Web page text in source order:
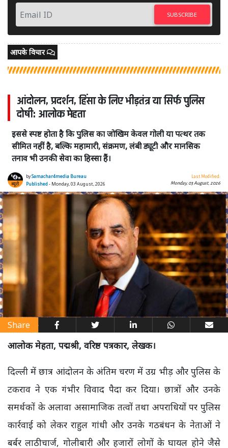
SUBSCRIBE
आपके विचार
आंदोलन, प्रदर्शन, हिंसा के लिए भीड़तंत्र या सिर्फ पुलिस
दोषी: आलोक मेहता
इससे स्पष्ट होता है कि पुलिस का जोखिम केवल गोली या पत्थर तक
सीमित नहीं है, बल्कि महामारी, संक्रमण, लंबी ड्यूटी और मानसिक
तनाव भी उनकी सेवा का हिस्सा हैं।
bySamachar4media Bureau
Published- Monday, 03 August, 2026
Last Modified:
Monday, 03 August, 2026
Share
आलोक मेहता, पद्मश्री, वरिष्ठ पत्रकार, लेखक।
दिल्ली में छात्र आंदोलन के अंतिम चरण में उग्र भीड़ और पुलिस के
टकराव ने एक गंभीर विवाद पैदा कर दिया। छात्रों और उनके
समर्थकों के अलावा असामाजिक तत्वों तथा अपराधियों पर पुलिस
कार्रवाई को लेकर राहुल गांधी और उनके गठबंधन के नेताओं ने
बर्बर लाठीचार्ज, गोलीबारी और हजारों लोगों के घायल होने जैसे